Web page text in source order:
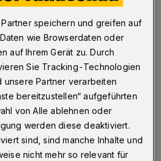
in Heckinghausen
(18. November 2024)
Verkehrsunfall schwere
Eine Minute Lesezeit
speichern und greifen auf
wie Browserdaten oder
auf Ihrem Gerät zu. Durch
Sie Tracking-Technologien
unsere Partner verarbeiten
bereitzustellen“ aufgeführten
von Alle ablehnen oder
werden diese deaktiviert.
sind, sind manche Inhalte und
nicht mehr so relevant für